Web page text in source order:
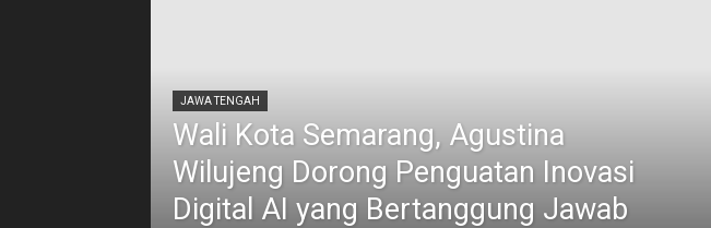
JAWA TENGAH
Wali Kota Semarang, Agustina
Wilujeng Dorong Penguatan Inovasi
Digital AI yang Bertanggung Jawab